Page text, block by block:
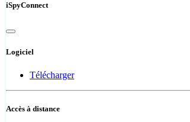
iSpyConnect
Logiciel
Télécharger
Accès à distance